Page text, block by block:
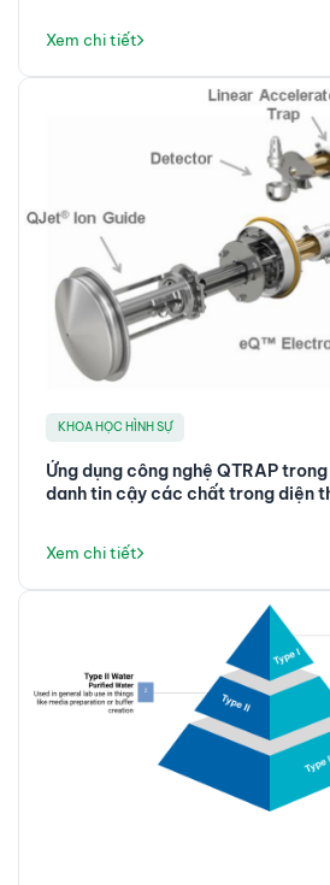
Xem chi tiết
KHOA HỌC HÌNH SỰ
Ứng dụng công nghệ QTRAP
danh tin cậy các chất trong diện
Xem chi tiết